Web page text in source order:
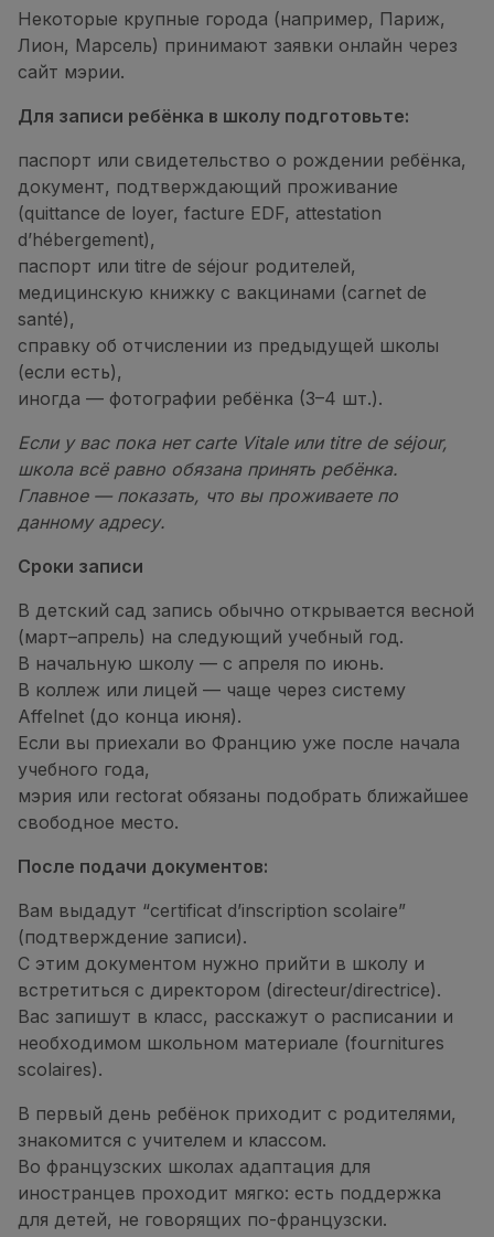
Некоторые крупные города (например, Париж,
Лион, Марсель) принимают заявки онлайн через
сайт мэрии.
Для записи ребёнка в школу подготовьте:
паспорт или свидетельство о рождении ребёнка,
документ, подтверждающий проживание
(quittance de loyer, facture EDF, attestation
d’hébergement),
паспорт или titre de séjour родителей,
медицинскую книжку с вакцинами (carnet de
santé),
справку об отчислении из предыдущей школы
(если есть),
иногда — фотографии ребёнка (3–4 шт.).
Если у вас пока нет carte Vitale или titre de séjour,
школа всё равно обязана принять ребёнка.
Главное — показать, что вы проживаете по
данному адресу.
Сроки записи
В детский сад запись обычно открывается весной
(март–апрель) на следующий учебный год.
В начальную школу — с апреля по июнь.
В коллеж или лицей — чаще через систему
Affelnet (до конца июня).
Если вы приехали во Францию уже после начала
учебного года,
мэрия или rectorat обязаны подобрать ближайшее
свободное место.
После подачи документов:
Вам выдадут “certificat d’inscription scolaire”
(подтверждение записи).
С этим документом нужно прийти в школу и
встретиться с директором (directeur/directrice).
Вас запишут в класс, расскажут о расписании и
необходимом школьном материале (fournitures
scolaires).
В первый день ребёнок приходит с родителями,
знакомится с учителем и классом.
Во французских школах адаптация для
иностранцев проходит мягко: есть поддержка
для детей, не говорящих по-французски.